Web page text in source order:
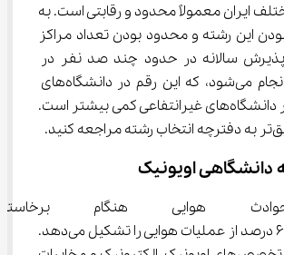
مختلف ایران معمولاً محدود و رقابتی است. به
این رشته و محدود بودن تعداد مراکز
سالانه در حدود چند صد نفر در
سراسر کشور انجام می‌شود، که این رقم در دانشگاه‌های
دولتی کمتر و در دانشگاه‌های غیرانتفاعی کمی بیشتر است.
دانشگاهی اویونیک
هوایی هنگام
می‌دهد که تنها ۶ درصد از عملیات هوایی را تشکیل می‌دهد.